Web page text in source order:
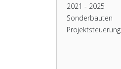
2021 - 2025
Sonderbauten
Projektsteuerung